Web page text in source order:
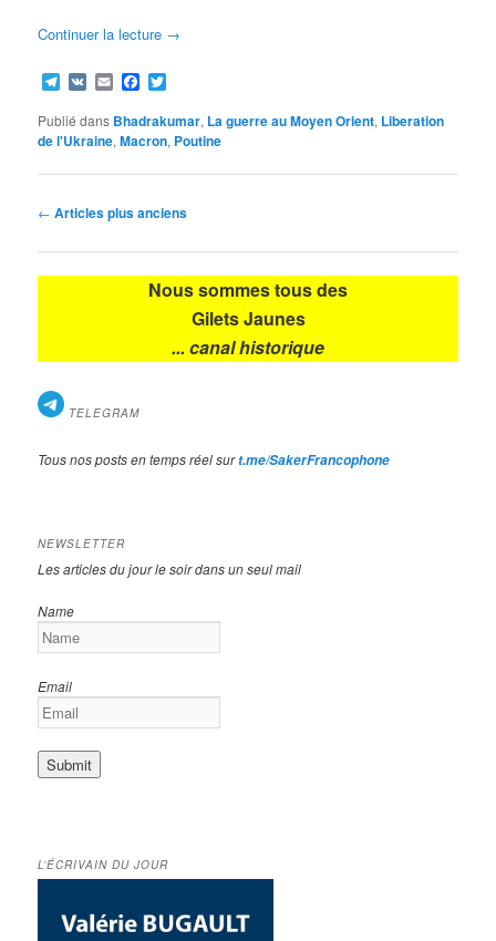
Continuer la lecture →
Telegram
VK EmailFacebook
Publié dans Bhadrakumar, La guerre au Moyen Orient, Liberation
de l'Ukraine,Macron, Poutine
Navigation
articles
← Articles plus anciens
Nous sommes tous des
Gilets Jaunes
... canal historique
TELEGRAM
Tous nos posts en temps réel surt.me/SakerFrancophone
NEWSLETTER
Les articles du jour le soir dans un seul mail
Name
Email
L’ÉCRIVAIN DU JOUR